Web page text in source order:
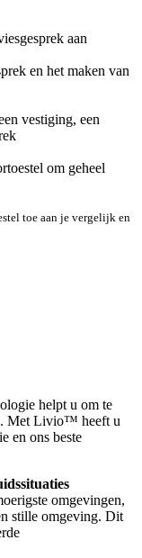
aan
en het maken van
vestiging, een
om geheel
toe aan je vergelijk en
helpt u om te
Met Livio™ heeft u
en ons beste
omgevingen,
stille omgeving. Dit